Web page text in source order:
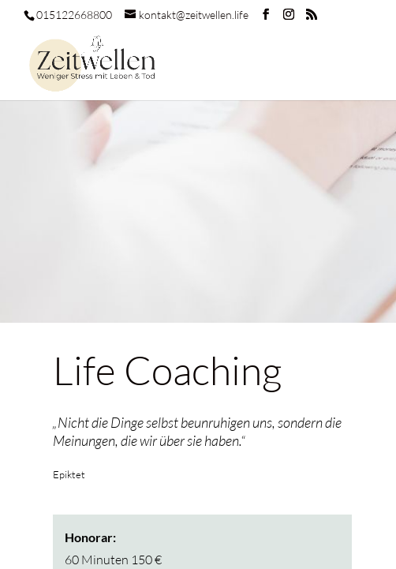
015122668800 kontakt@zeitwellen.life
Life Coaching
„Nicht die Dinge selbst beunruhigen uns, sondern die
Meinungen, die wir über sie haben.“
Epiktet
Honorar:
60 Minuten 150 €